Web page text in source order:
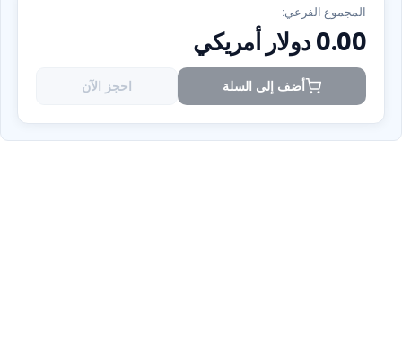
المجموع الفرعي:
0.00دولار أمريكي
أضف إلى السلة احجز الآن